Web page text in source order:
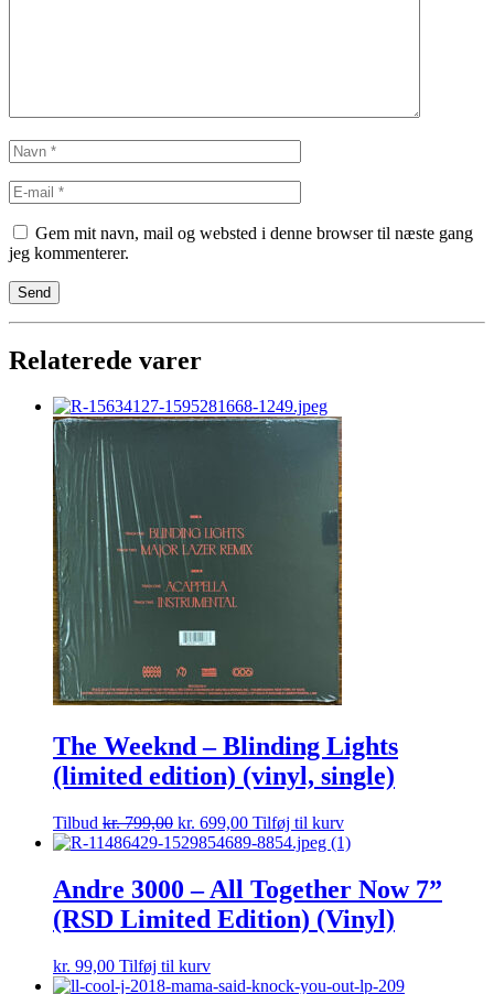
Gem mit navn, mail og websted i denne browser til næste gang
jeg kommenterer.
Relaterede varer
The Weeknd – Blinding Lights
(limited edition) (vinyl, single)
Tilbud kr.799,00 kr. 699,00 Tilføj til kurv
Andre 3000 – All Together Now 7”
(RSD Limited Edition) (Vinyl)
kr. 99,00 Tilføj til kurv